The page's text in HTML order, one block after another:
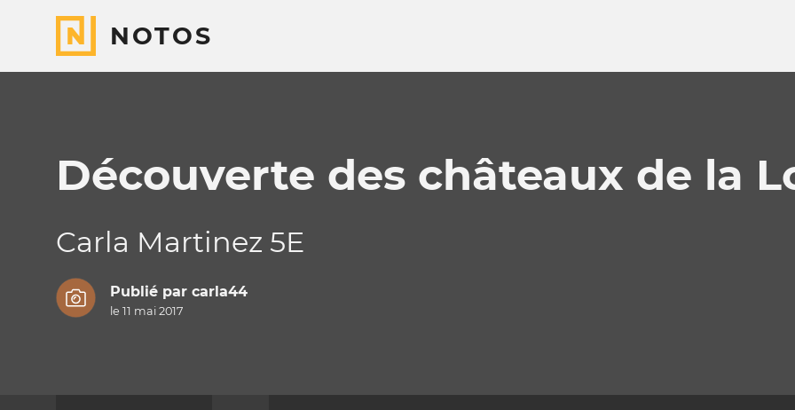
NOTOS
Découverte des châteaux de la
Carla Martinez 5E
Publié par carla44
le 11 mai 2017